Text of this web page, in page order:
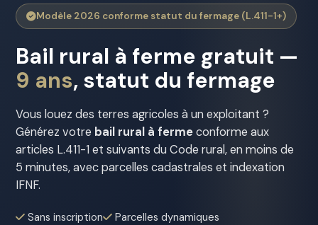
Modèle 2026 conforme statut du fermage (L.411-1+)
Bail rural à ferme gratuit —
9 ans, statut du fermage
Vous louez des terres agricoles à un exploitant ?
Générez votre bail rural à fermeconforme aux
articles L.411-1 et suivants du Code rural, en moins de
5 minutes, avec parcelles cadastrales et indexation
IFNF.
Sans inscription
Parcelles dynamiques